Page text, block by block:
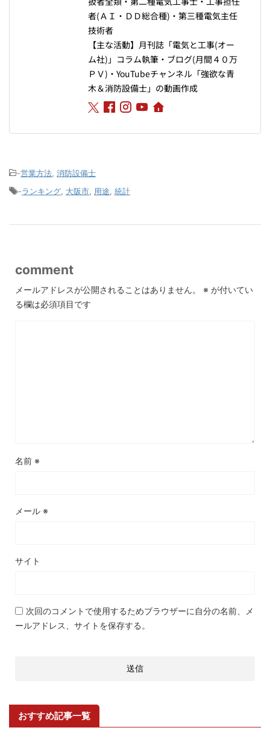
者(ＡＩ・ＤＤ総合種)・第三種電気主任
技術者
【主な活動】月刊誌「電気と工事(オー
ム社)」コラム執筆・ブログ(月間４０万
ＰＶ)・YouTubeチャンネル「強欲な青
木＆消防設備士」の動画作成
-営業方法 消防設備士
-ランキング 大阪市 用途 統計
comment
メールアドレスが公開されることはありません。 ※ が付いてい
る欄は必須項目です
名前 ※
メール ※
サイト
次回のコメントで使用するためブラウザーに自分の名前、メ
ールアドレス、サイトを保存する。
おすすめ記事一覧